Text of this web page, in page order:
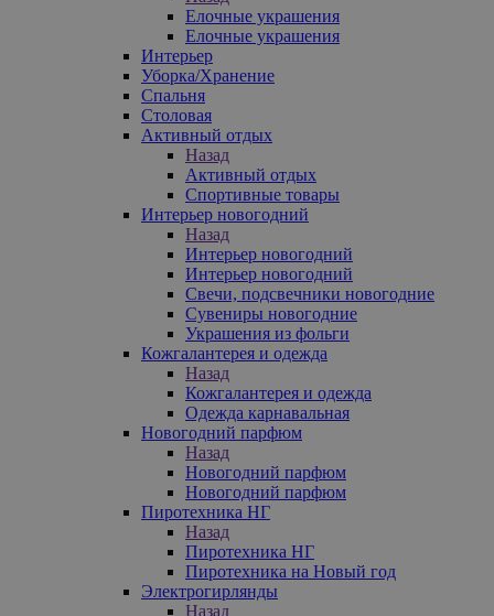
Елочные украшения
Елочные украшения
Интерьер
Уборка/Хранение
Спальня
Столовая
Активный отдых
Назад
Активный отдых
Спортивные товары
Интерьер новогодний
Назад
Интерьер новогодний
Интерьер новогодний
Свечи, подсвечники новогодние
Сувениры новогодние
Украшения из фольги
Кожгалантерея и одежда
Назад
Кожгалантерея и одежда
Одежда карнавальная
Новогодний парфюм
Назад
Новогодний парфюм
Новогодний парфюм
Пиротехника НГ
Назад
Пиротехника НГ
Пиротехника на Новый год
Электрогирлянды
Назад